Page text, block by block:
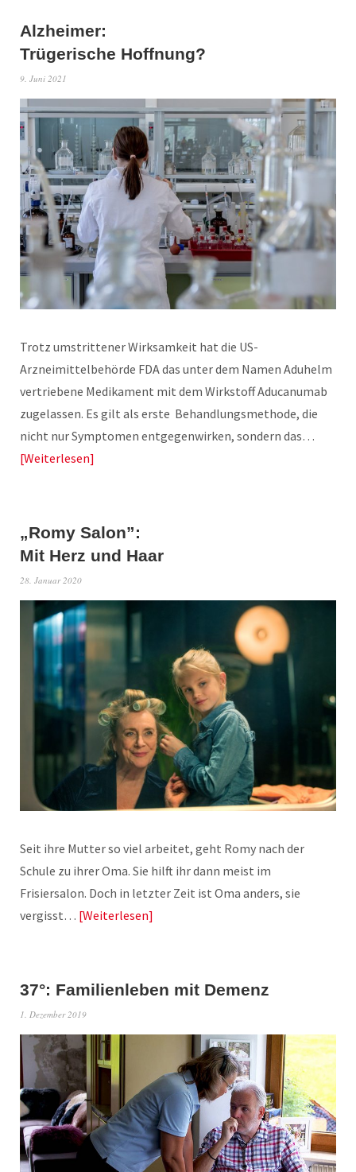
Alzheimer:
Trügerische Hoffnung?
9. Juni 2021
Trotz umstrittener Wirksamkeit hat die US-
Arzneimittelbehörde FDA das unter dem Namen Aduhelm
vertriebene Medikament mit dem Wirkstoff Aducanumab
zugelassen. Es gilt als erste Behandlungsmethode, die
nicht nur Symptomen entgegenwirken, sondern das…
Weiterlesen
„Romy Salon”:
Mit Herz und Haar
28. Januar 2020
Seit ihre Mutter so viel arbeitet, geht Romy nach der
Schule zu ihrer Oma. Sie hilft ihr dann meist im
Frisiersalon. Doch in letzter Zeit ist Oma anders, sie
vergisst… Weiterlesen
37°: Familienleben mit Demenz
1. Dezember 2019